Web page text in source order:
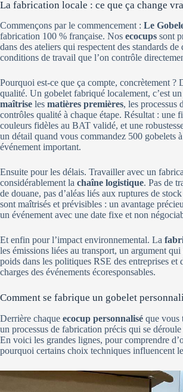
La fabrication locale : ce que ça change
Commençons par le commencement : Le
fabrication 100 % française. Nos ecocups sont
dans des ateliers qui respectent des standards de
conditions de travail que l’on contrôle
Pourquoi est-ce que ça compte, concrètement ?
qualité. Un gobelet fabriqué localement, c’est
maîtrise les matières premières, les processus
contrôles qualité à chaque étape. Résultat : une
couleurs fidèles au BAT validé, et une
un détail quand vous commandez 500 gobelets
événement important.
Ensuite pour les délais. Travailler avec un
considérablement la chaîne logistique. Pas de
de douane, pas d’aléas liés aux ruptures de
sont maîtrisés et prévisibles : un avantage
un événement avec une date fixe et non
Et enfin pour l’impact environnemental. La
les émissions liées au transport, un argument
poids dans les politiques RSE des entreprises et
charges des événements écoresponsables.
Comment se fabrique un gobelet
Derrière chaque ecocup personnalisé que vous
un processus de fabrication précis qui se déroule
En voici les grandes lignes, pour comprendre
pourquoi certains choix techniques influencent